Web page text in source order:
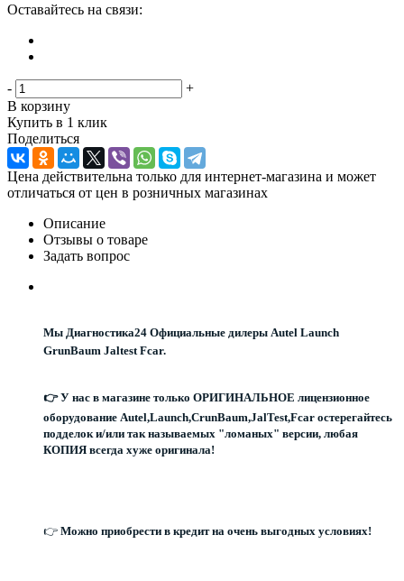
Оставайтесь на связи:
-
+
В корзину
Купить в 1 клик
Поделиться
Цена действительна только для интернет-магазина и может
отличаться от цен в розничных магазинах
Описание
Отзывы о товаре
Задать вопрос
Мы Диагностика24 Официальные дилеры Autel Launch
GrunBaum Jaltest Fcar.
👉 У нас в магазине только ОРИГИНАЛЬНОЕ лицензионное
оборудование Autel,Launch,CrunBaum,JalTest,Fcar остерегайтесь
подделок и/или так называемых "ломаных" версии, любая
КОПИЯ всегда хуже оригинала!
👉 Можно приобрести в кредит на очень выгодных условиях!